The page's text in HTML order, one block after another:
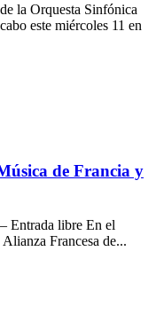
la Orquesta Sinfónica
este miércoles 11 en
de Francia y
Entrada libre En el
Francesa de...